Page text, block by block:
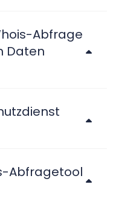
Abfrage
Daten
Abfragetool